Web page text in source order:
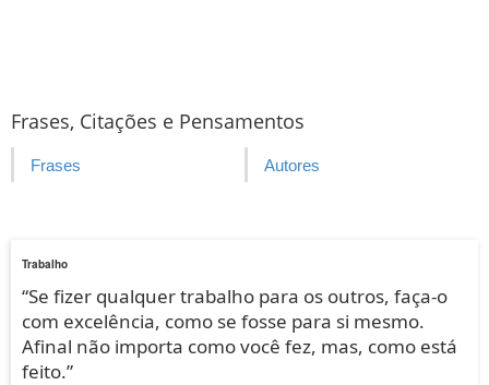
Frases, Citações e Pensamentos
Frases Autores
Trabalho
“Se fizer qualquer trabalho para os outros, faça-o
com excelência, como se fosse para si mesmo.
Afinal não importa como você fez, mas, como está
feito.”